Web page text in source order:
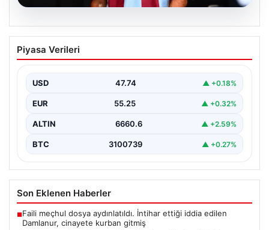
07.08.2026
Trabzonspor’un Göztepe Maçı Kadrosu
Netleşti: Salah Sürprizi
veda edeceği jübile maçında yarın akşam kozlarını
paylaşacak.…
Piyasa Verileri
USD 47.74 ▲ +0.18%
EUR 55.25 ▲ +0.32%
ALTIN 6660.6 ▲ +2.59%
BTC 3100739 ▲ +0.27%
Son Eklenen Haberler
■Faili meçhul dosya aydınlatıldı. İntihar ettiği iddia edilen
Damlanur, cinayete kurban gitmiş